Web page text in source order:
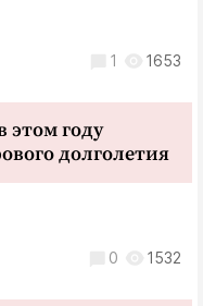
1 1653
этом году
долголетия
0 1532